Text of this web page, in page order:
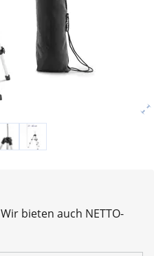
Wir bieten auch NETTO-